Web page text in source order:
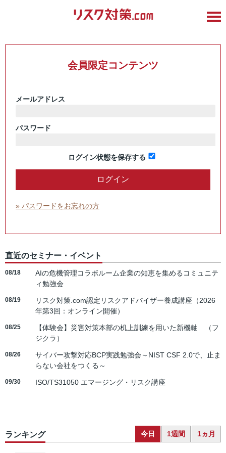
会員限定コンテンツ
メールアドレス
パスワード
ログイン状態を保存する
» パスワードをお忘れの方
直近のセミナー・イベント
08/18
AIの危機管理コラボルーム企業の知恵を集めるコミュニテ
ィ勉強会
08/19
リスク対策.com認定リスクアドバイザー養成講座（2026
年第3回：オンライン開催）
08/25
【体験会】災害対策本部の机上訓練を用いた新機軸 （フ
ジクラ）
08/26
サイバー攻撃対応BCP実践勉強会～NIST CSF 2.0で、止ま
らない会社をつくる～
09/30 ISO/TS31050 エマージング・リスク講座
ランキング 今日 1週間 1ヵ月